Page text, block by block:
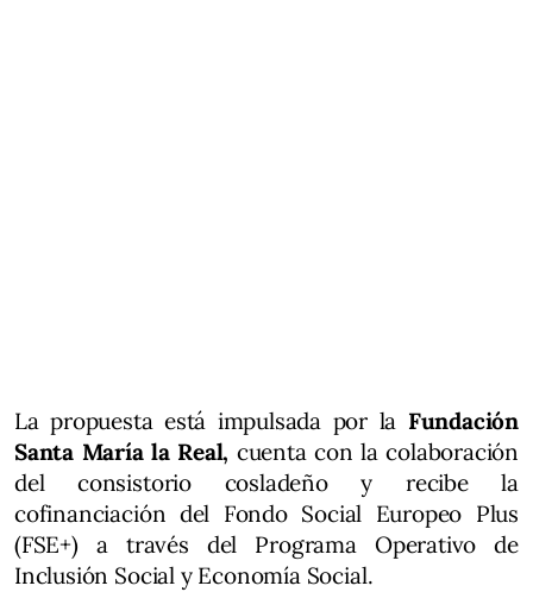
La propuesta está impulsada por la Fundación
Santa María la Real, cuenta con la colaboración
del consistorio cosladeño y recibe la
cofinanciación del Fondo Social Europeo Plus
(FSE+) a través del Programa Operativo de
Inclusión Social y Economía Social.